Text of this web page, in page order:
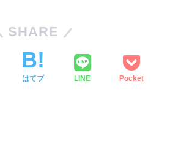
SHARE
はてブ LINE Pocket